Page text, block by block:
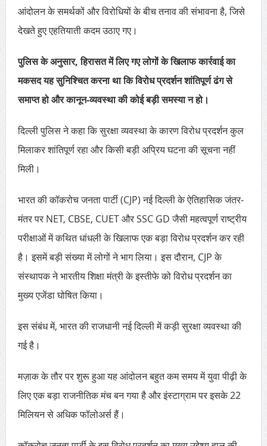
आंदोलन के समर्थकों और विरोधियों के बीच तनाव की संभावना है, जिसे
देखते हुए एहतियाती कदम उठाए गए।
पुलिस के अनुसार, हिरासत में लिए गए लोगों के खिलाफ कार्रवाई का
मकसद यह सुनिश्चित करना था कि विरोध प्रदर्शन शांतिपूर्ण ढंग से
समाप्त हो और कानून-व्यवस्था की कोई बड़ी समस्या न हो।
दिल्ली पुलिस ने कहा कि सुरक्षा व्यवस्था के कारण विरोध प्रदर्शन कुल
मिलाकर शांतिपूर्ण रहा और किसी बड़ी अप्रिय घटना की सूचना नहीं
मिली।
भारत की कॉकरोच जनता पार्टी (CJP) नई दिल्ली के ऐतिहासिक जंतर-
मंतर पर NET, CBSE, CUET और SSC GD जैसी महत्वपूर्ण राष्ट्रीय
परीक्षाओं में कथित धांधली के खिलाफ एक बड़ा विरोध प्रदर्शन कर रही
है। इसमें बड़ी संख्या में लोगों ने भाग लिया। इस दौरान, CJP के
संस्थापक ने भारतीय शिक्षा मंत्री के इस्तीफे को विरोध प्रदर्शन का
मुख्य एजेंडा घोषित किया।
इस संबंध में, भारत की राजधानी नई दिल्ली में कड़ी सुरक्षा व्यवस्था की
गई है।
मज़ाक के तौर पर शुरू हुआ यह आंदोलन बहुत कम समय में युवा पीढ़ी के
लिए एक बड़ा राजनीतिक मंच बन गया है और इंस्टाग्राम पर इसके 22
मिलियन से अधिक फॉलोअर्स हैं।